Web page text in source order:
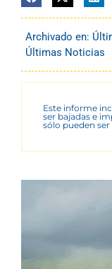
Archivado en:
Últimas Noticias
Este informe
ser bajadas e
sólo pueden